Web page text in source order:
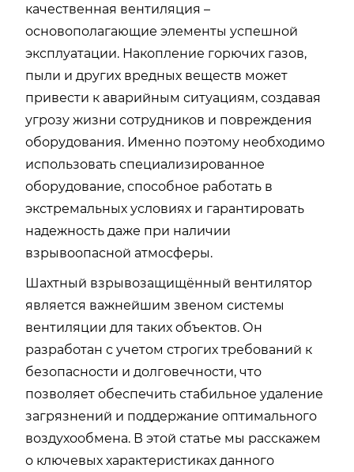
качественная вентиляция –
основополагающие элементы успешной
эксплуатации. Накопление горючих газов,
пыли и других вредных веществ может
привести к аварийным ситуациям, создавая
угрозу жизни сотрудников и повреждения
оборудования. Именно поэтому необходимо
использовать специализированное
оборудование, способное работать в
экстремальных условиях и гарантировать
надежность даже при наличии
взрывоопасной атмосферы.
Шахтный взрывозащищённый вентилятор
является важнейшим звеном системы
вентиляции для таких объектов. Он
разработан с учетом строгих требований к
безопасности и долговечности, что
позволяет обеспечить стабильное удаление
загрязнений и поддержание оптимального
воздухообмена. В этой статье мы расскажем
о ключевых характеристиках данного